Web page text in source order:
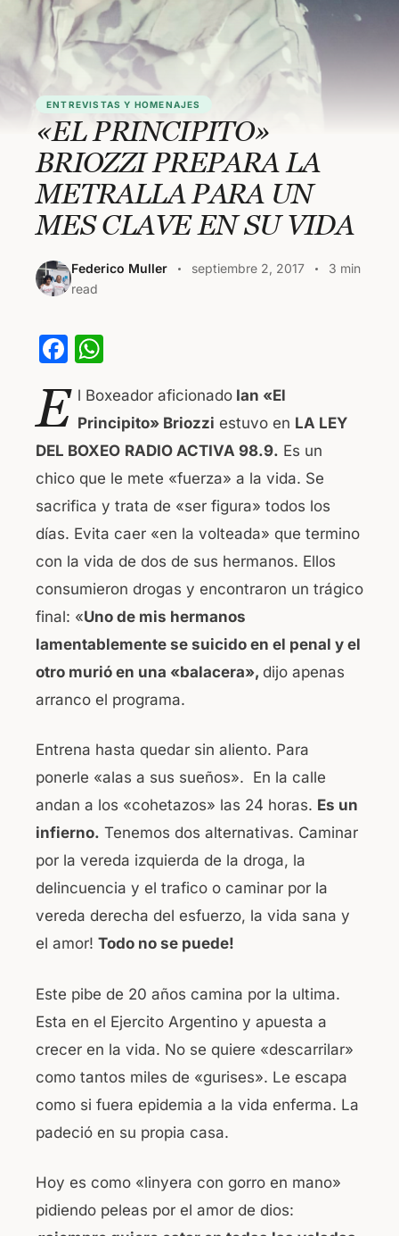
ENTREVISTAS Y HOMENAJES
«EL PRINCIPITO»
BRIOZZI PREPARA LA
METRALLA PARA UN
MES CLAVE EN SU VIDA
Federico Muller septiembre 2, 2017
3 min
read
F
c
e
b
o
o
k
at
s
A
p
p
E l Boxeador aficionado Ian «El
Principito» Briozzi estuvo en LA LEY
DEL BOXEO RADIO ACTIVA 98.9. Es un
chico que le mete «fuerza» a la vida. Se
sacrifica y trata de «ser figura» todos los
días. Evita caer «en la volteada» que termino
con la vida de dos de sus hermanos. Ellos
consumieron drogas y encontraron un trágico
final: «Uno de mis hermanos
lamentablemente se suicido en el penal y el
otro murió en una «balacera», dijo apenas
arranco el programa.
Entrena hasta quedar sin aliento. Para
ponerle «alas a sus sueños». En la calle
andan a los «cohetazos» las 24 horas. Es un
infierno. Tenemos dos alternativas. Caminar
por la vereda izquierda de la droga, la
delincuencia y el trafico o caminar por la
vereda derecha del esfuerzo, la vida sana y
el amor! Todo no se puede!
Este pibe de 20 años camina por la ultima.
Esta en el Ejercito Argentino y apuesta a
crecer en la vida. No se quiere «descarrilar»
como tantos miles de «gurises». Le escapa
como si fuera epidemia a la vida enferma. La
padeció en su propia casa.
Hoy es como «linyera con gorro en mano»
pidiendo peleas por el amor de dios: